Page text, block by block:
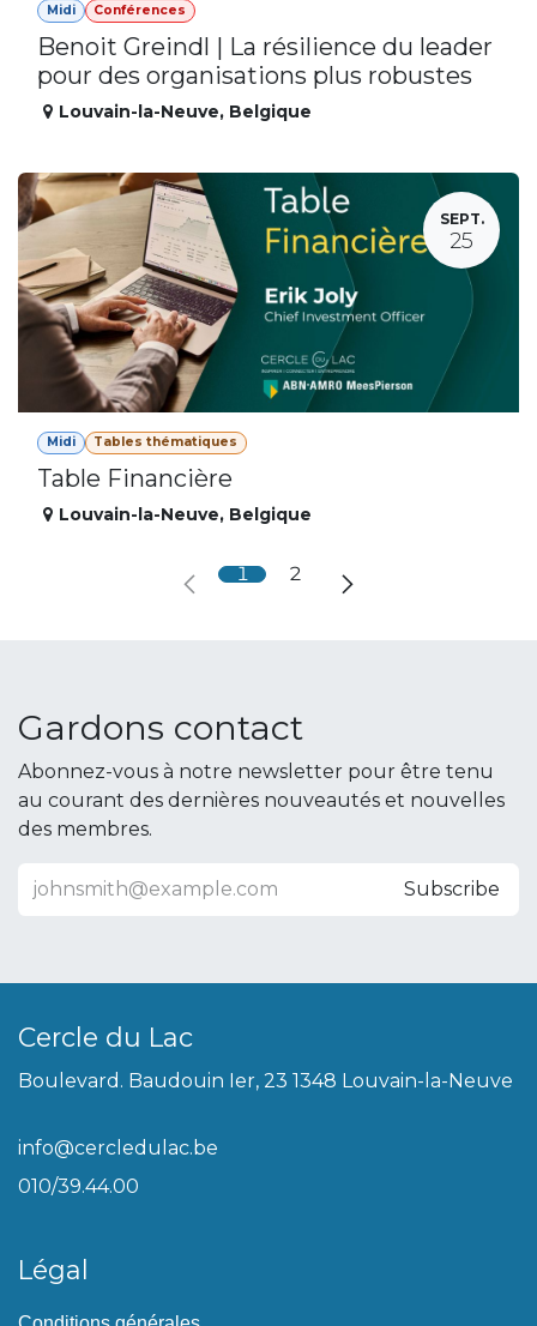
Midi Conférences
Benoit Greindl | La résilience du leader
pour des organisations plus robustes
Louvain-la-Neuve, Belgique
SEPT.
25
Midi Tables thématiques
Table Financière
Louvain-la-Neuve, Belgique
1 2
Gardons contact
Abonnez-vous à notre newsletter pour être tenu
au courant des dernières nouveautés et nouvelles
des membres.
Subscribe
Cercle du Lac
Boulevard. Baudouin Ier, 23 1348 Louvain-la-Neuve
info@cercledulac.be
010/39.44.00
Légal